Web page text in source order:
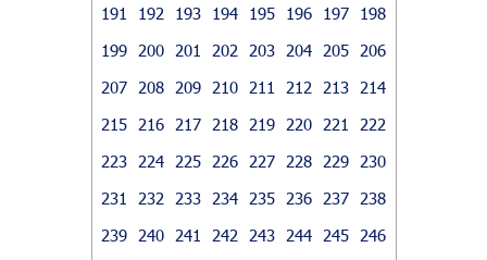
191
192 193 194 195 196 197
198
199
200 201 202 203 204 205
206
207
208 209 210 211 212 213
214
215
216 217 218 219 220 221
222
223
224 225 226 227 228 229
230
231
232 233 234 235 236 237
238
239
240 241 242 243 244 245
246